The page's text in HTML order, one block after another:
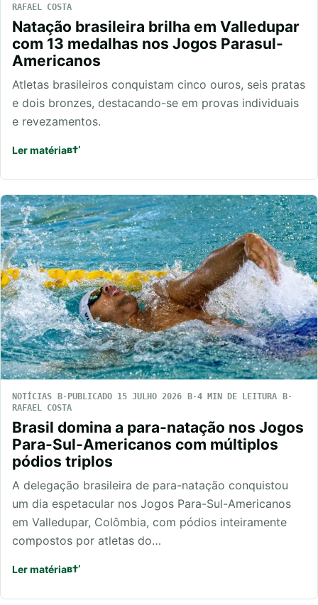
RAFAEL COSTA
Natação brasileira brilha em Valledupar
com 13 medalhas nos Jogos Parasul-
Americanos
Atletas brasileiros conquistam cinco ouros, seis pratas
e dois bronzes, destacando-se em provas individuais
e revezamentos.
Ler matéria
NOTÍCIAS PUBLICADO 15 JULHO 2026
4 MIN DE LEITURA
RAFAEL COSTA
Brasil domina a para-natação nos Jogos
Para-Sul-Americanos com múltiplos
pódios triplos
A delegação brasileira de para-natação conquistou
um dia espetacular nos Jogos Para-Sul-Americanos
em Valledupar, Colômbia, com pódios inteiramente
compostos por atletas do…
Ler matéria